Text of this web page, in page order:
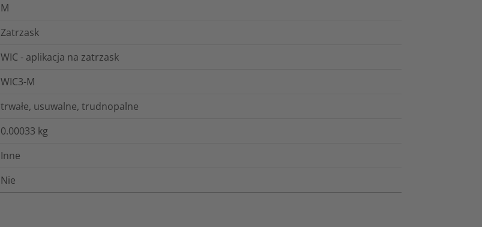
M
Zatrzask
WIC - aplikacja na zatrzask
WIC3-M
trwałe, usuwalne, trudnopalne
0.00033 kg
Inne
Nie